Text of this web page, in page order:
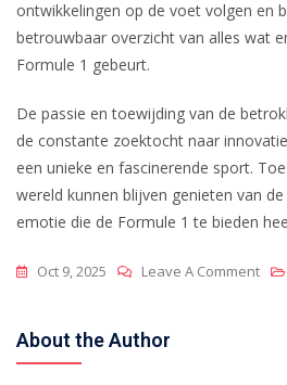
ontwikkelingen op de voet volgen en
betrouwbaar overzicht van alles wat
Formule 1 gebeurt.
De passie en toewijding van de
de constante zoektocht naar
een unieke en fascinerende sport.
wereld kunnen blijven genieten van
emotie die de Formule 1 te bieden
Oct 9, 2025 Leave A Comment
About the Author